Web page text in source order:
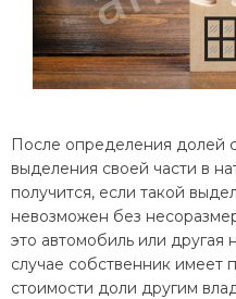
После определения долей
выделения своей части в
получится, если такой
невозможен без
это автомобиль или другая
случае собственник имеет
стоимости доли другим